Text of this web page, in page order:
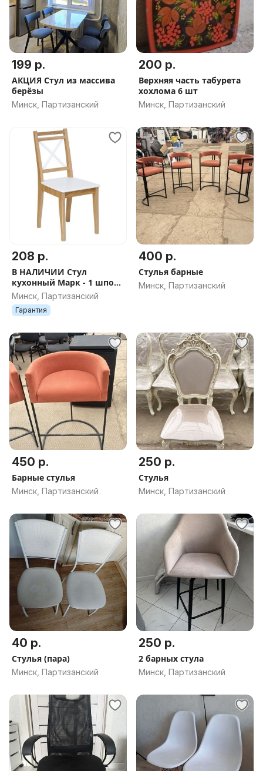
199 р.
АКЦИЯ Стул из массива
берёзы
Минск, Партизанский
200 р.
Верхняя часть табурета
хохлома 6 шт
Минск, Партизанский
208 р.
В НАЛИЧИИ Стул
кухонный Марк - 1 шпон
дуба, белый (2 шт)
Минск, Партизанский
Гарантия
400 р.
Стулья барные
Минск, Партизанский
450 р.
Барные стулья
Минск, Партизанский
250 р.
Стулья
Минск, Партизанский
40 р.
Стулья (пара)
Минск, Партизанский
250 р.
2 барных стула
Минск, Партизанский